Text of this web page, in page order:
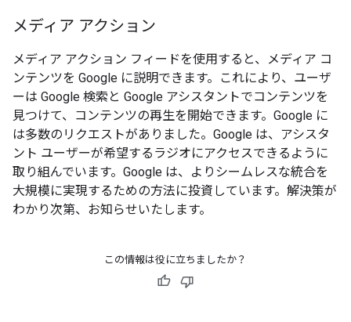
メディア アクション
メディア アクション フィードを使用すると、メディア コ
ンテンツを Google に説明できます。これにより、ユーザ
ーは Google 検索と Google アシスタントでコンテンツを
見つけて、コンテンツの再生を開始できます。Google に
は多数のリクエストがありました。Google は、アシスタ
ント ユーザーが希望するラジオにアクセスできるように
取り組んでいます。Google は、よりシームレスな統合を
大規模に実現するための方法に投資しています。解決策が
わかり次第、お知らせいたします。
この情報は役に立ちましたか？